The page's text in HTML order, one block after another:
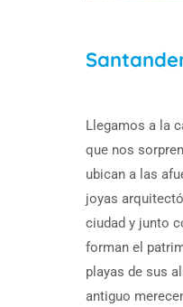
Llegamos a la
que nos
ubican a las
joyas
ciudad y junto
forman el
playas de sus
antiguo